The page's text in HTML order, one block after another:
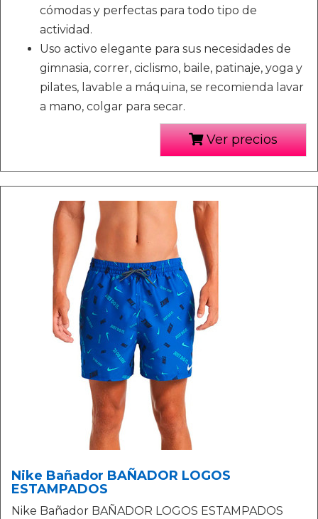
cómodas y perfectas para todo tipo de
actividad.
Uso activo elegante para sus necesidades de
gimnasia, correr, ciclismo, baile, patinaje, yoga y
pilates, lavable a máquina, se recomienda lavar
a mano, colgar para secar.
Ver precios
Nike Bañador BAÑADOR LOGOS
ESTAMPADOS
Nike Bañador BAÑADOR LOGOS ESTAMPADOS